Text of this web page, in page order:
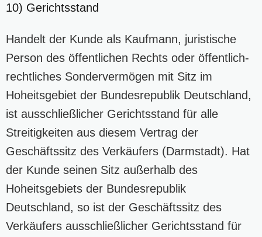
10) Gerichtsstand
Handelt der Kunde als Kaufmann, juristische
Person des öffentlichen Rechts oder öffentlich-
rechtliches Sondervermögen mit Sitz im
Hoheitsgebiet der Bundesrepublik Deutschland,
ist ausschließlicher Gerichtsstand für alle
Streitigkeiten aus diesem Vertrag der
Geschäftssitz des Verkäufers (Darmstadt). Hat
der Kunde seinen Sitz außerhalb des
Hoheitsgebiets der Bundesrepublik
Deutschland, so ist der Geschäftssitz des
Verkäufers ausschließlicher Gerichtsstand für